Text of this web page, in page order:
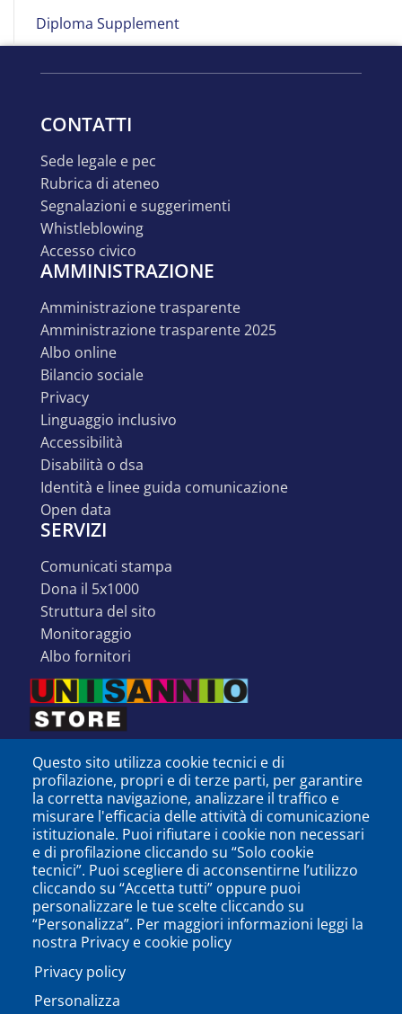
Diploma Supplement
CONTATTI
sede legale e pec
rubrica di ateneo
segnalazioni e suggerimenti
whistleblowing
accesso civico
AMMINISTRAZIONE
amministrazione trasparente
amministrazione trasparente 2025
albo online
bilancio sociale
privacy
linguaggio inclusivo
accessibilità
disabilità o dsa
identità e linee guida comunicazione
open data
SERVIZI
comunicati stampa
dona il 5x1000
struttura del sito
monitoraggio
albo fornitori
SEGUICI SU
Questo sito utilizza cookie tecnici e di
profilazione, propri e di terze parti, per garantire
la corretta navigazione, analizzare il traffico e
misurare l'efficacia delle attività di comunicazione
istituzionale. Puoi rifiutare i cookie non necessari
e di profilazione cliccando su “Solo cookie
tecnici”. Puoi scegliere di acconsentirne l’utilizzo
cliccando su “Accetta tutti” oppure puoi
personalizzare le tue scelte cliccando su
“Personalizza”. Per maggiori informazioni leggi la
nostra Privacy e cookie policy
Privacy policy
Personalizza